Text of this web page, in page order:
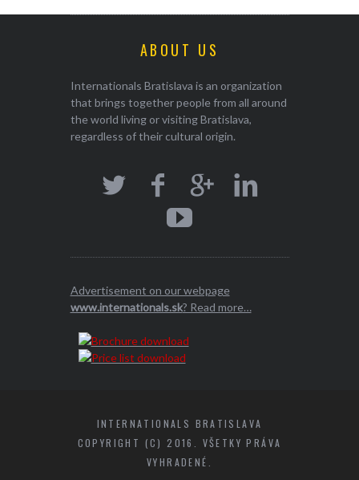
ABOUT US
Internationals Bratislava is an organization
that brings together people from all around
the world living or visiting Bratislava,
regardless of their cultural origin.
Advertisement on our webpage
www.internationals.sk? Read more…
INTERNATIONALS BRATISLAVA
COPYRIGHT (C) 2016. VŠETKY PRÁVA
VYHRADENÉ.